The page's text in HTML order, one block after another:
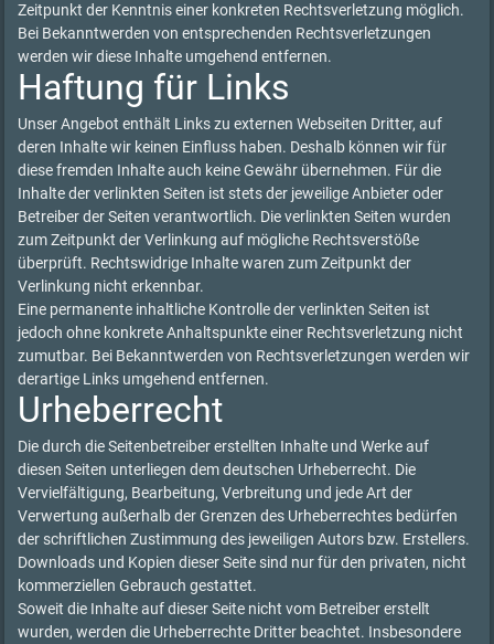
Zeitpunkt der Kenntnis einer konkreten Rechtsverletzung möglich.
Bei Bekanntwerden von entsprechenden Rechtsverletzungen
werden wir diese Inhalte umgehend entfernen.
Haftung für Links
Unser Angebot enthält Links zu externen Webseiten Dritter, auf
deren Inhalte wir keinen Einfluss haben. Deshalb können wir für
diese fremden Inhalte auch keine Gewähr übernehmen. Für die
Inhalte der verlinkten Seiten ist stets der jeweilige Anbieter oder
Betreiber der Seiten verantwortlich. Die verlinkten Seiten wurden
zum Zeitpunkt der Verlinkung auf mögliche Rechtsverstöße
überprüft. Rechtswidrige Inhalte waren zum Zeitpunkt der
Verlinkung nicht erkennbar.
Eine permanente inhaltliche Kontrolle der verlinkten Seiten ist
jedoch ohne konkrete Anhaltspunkte einer Rechtsverletzung nicht
zumutbar. Bei Bekanntwerden von Rechtsverletzungen werden wir
derartige Links umgehend entfernen.
Urheberrecht
Die durch die Seitenbetreiber erstellten Inhalte und Werke auf
diesen Seiten unterliegen dem deutschen Urheberrecht. Die
Vervielfältigung, Bearbeitung, Verbreitung und jede Art der
Verwertung außerhalb der Grenzen des Urheberrechtes bedürfen
der schriftlichen Zustimmung des jeweiligen Autors bzw. Erstellers.
Downloads und Kopien dieser Seite sind nur für den privaten, nicht
kommerziellen Gebrauch gestattet.
Soweit die Inhalte auf dieser Seite nicht vom Betreiber erstellt
wurden, werden die Urheberrechte Dritter beachtet. Insbesondere